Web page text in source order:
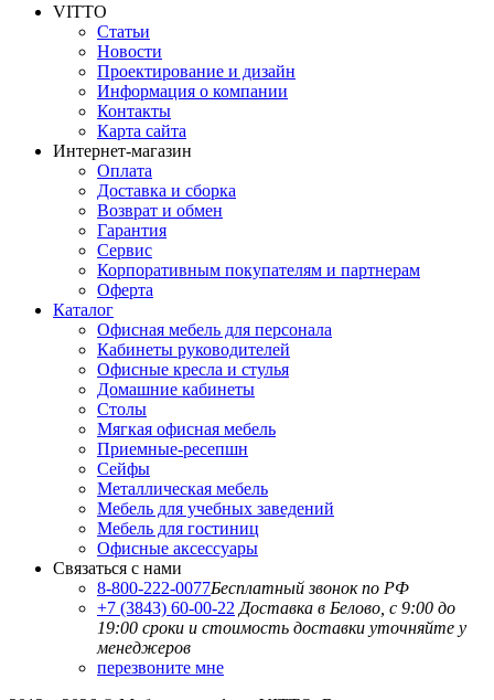
VITTO
Статьи
Новости
Проектирование и дизайн
Информация о компании
Контакты
Карта сайта
Интернет-магазин
Оплата
Доставка и сборка
Возврат и обмен
Гарантия
Сервис
Корпоративным покупателям и партнерам
Оферта
Каталог
Офисная мебель для персонала
Кабинеты руководителей
Офисные кресла и стулья
Домашние кабинеты
Столы
Мягкая офисная мебель
Приемные-ресепшн
Сейфы
Металлическая мебель
Мебель для учебных заведений
Мебель для гостиниц
Офисные аксессуары
Связаться с нами
8-800-222-0077Бесплатный звонок по РФ
+7 (3843) 60-00-22 Доставка в Белово, с 9:00 до
19:00 сроки и стоимость доставки уточняйте у
менеджеров
перезвоните мне